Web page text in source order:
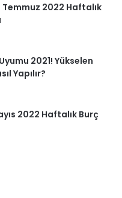
Temmuz 2022 Haftalık
2021! Yükselen
Yapılır?
2022 Haftalık Burç